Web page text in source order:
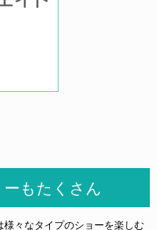
もたくさん
々なタイプのショーを楽しむ